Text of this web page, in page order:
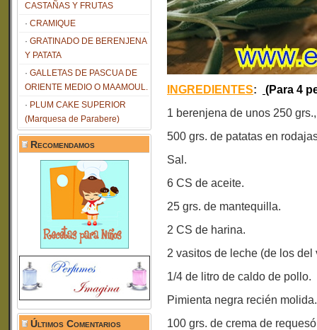
CASTAÑAS Y FRUTAS
CRAMIQUE
GRATINADO DE BERENJENA
Y PATATA
GALLETAS DE PASCUA DE
ORIENTE MEDIO O MAAMOUL.
PLUM CAKE SUPERIOR
(Marquesa de Parabere)
Recomendamos
Últimos Comentarios
INGREDIENTES:
(Para 4
1 berenjena de unos 250
500 grs. de patatas en
Sal.
6 CS de aceite.
25 grs. de mantequilla.
2 CS de harina.
2 vasitos de leche (de los del
1/4 de litro de caldo de pollo.
Pimienta negra recién molida.
100 grs. de crema de